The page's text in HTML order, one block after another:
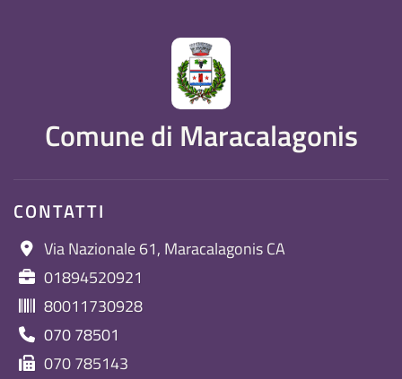
Comune di Maracalagonis
CONTATTI
Via Nazionale 61, Maracalagonis CA
01894520921
80011730928
070 78501
070 785143